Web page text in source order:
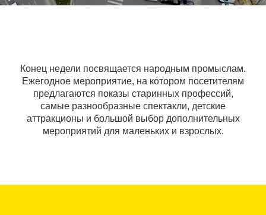
Конец недели посвящается народным промыслам.
Ежегодное мероприятие, на котором посетителям
предлагаются показы старинных профессий,
самые разнообразные спектакли, детские
аттракционы и большой выбор дополнительных
мероприятий для маленьких и взрослых.